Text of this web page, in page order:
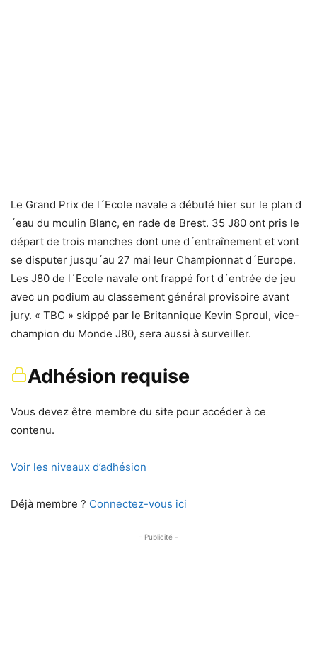
Le Grand Prix de l´Ecole navale a débuté hier sur le plan d
´eau du moulin Blanc, en rade de Brest. 35 J80 ont pris le
départ de trois manches dont une d´entraînement et vont
se disputer jusqu´au 27 mai leur Championnat d´Europe.
Les J80 de l´Ecole navale ont frappé fort d´entrée de jeu
avec un podium au classement général provisoire avant
jury. « TBC » skippé par le Britannique Kevin Sproul, vice-
champion du Monde J80, sera aussi à surveiller.
Adhésion requise
Vous devez être membre du site pour accéder à ce
contenu.
Voir les niveaux d’adhésion
Déjà membre ? Connectez-vous ici
- Publicité -